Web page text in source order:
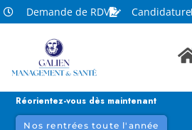
Demande de RDV Candidature
Réorientez-vous dès maintenant
Nos rentrées toute l'année